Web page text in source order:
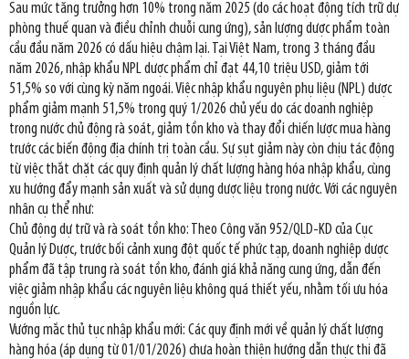
Sau mức tăng trưởng hơn 10% trong năm 2025 (do các hoạt động tích trữ dự
phòng thuế quan và điều chỉnh chuỗi cung ứng), sản lượng dược phẩm toàn
cầu đầu năm 2026 có dấu hiệu chậm lại. Tại Việt Nam, trong 3 tháng đầu
năm 2026, nhập khẩu NPL dược phẩm chỉ đạt 44,10 triệu USD, giảm tới
51,5% so với cùng kỳ năm ngoái. Việc nhập khẩu nguyên phụ liệu (NPL) dược
phẩm giảm mạnh 51,5% trong quý 1/2026 chủ yếu do các doanh nghiệp
trong nước chủ động rà soát, giảm tồn kho và thay đổi chiến lược mua hàng
trước các biến động địa chính trị toàn cầu. Sự sụt giảm này còn chịu tác động
từ việc thắt chặt các quy định quản lý chất lượng hàng hóa nhập khẩu, cùng
xu hướng đẩy mạnh sản xuất và sử dụng dược liệu trong nước. Với các nguyên
nhân cụ thể như:
Chủ động dự trữ và rà soát tồn kho: Theo Công văn 952/QLD-KD của Cục
Quản lý Dược, trước bối cảnh xung đột quốc tế phức tạp, doanh nghiệp dược
phẩm đã tập trung rà soát tồn kho, đánh giá khả năng cung ứng, dẫn đến
việc giảm nhập khẩu các nguyên liệu không quá thiết yếu, nhằm tối ưu hóa
nguồn lực.
Vướng mắc thủ tục nhập khẩu mới: Các quy định mới về quản lý chất lượng
hàng hóa (áp dụng từ 01/01/2026) chưa hoàn thiện hướng dẫn thực thi đã